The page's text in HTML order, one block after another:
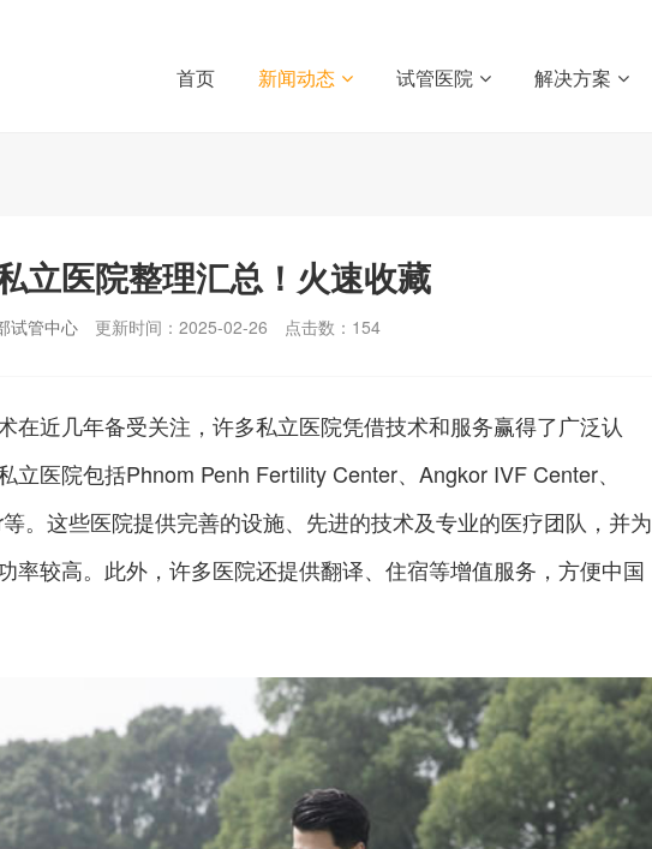
首页 新闻动态 试管医院 解决方案
立医院整理汇总！火速收藏
试管中心 更新时间：2025-02-26 点击数： 154
在近几年备受关注，许多私立医院凭借技术和服务赢得了广泛认
立医院包括Phnom Penh Fertility Center、Angkor IVF Center、
。这些医院提供完善的设施、先进的技术及专业的医疗团队，并为
率较高。此外，许多医院还提供翻译、住宿等增值服务，方便中国